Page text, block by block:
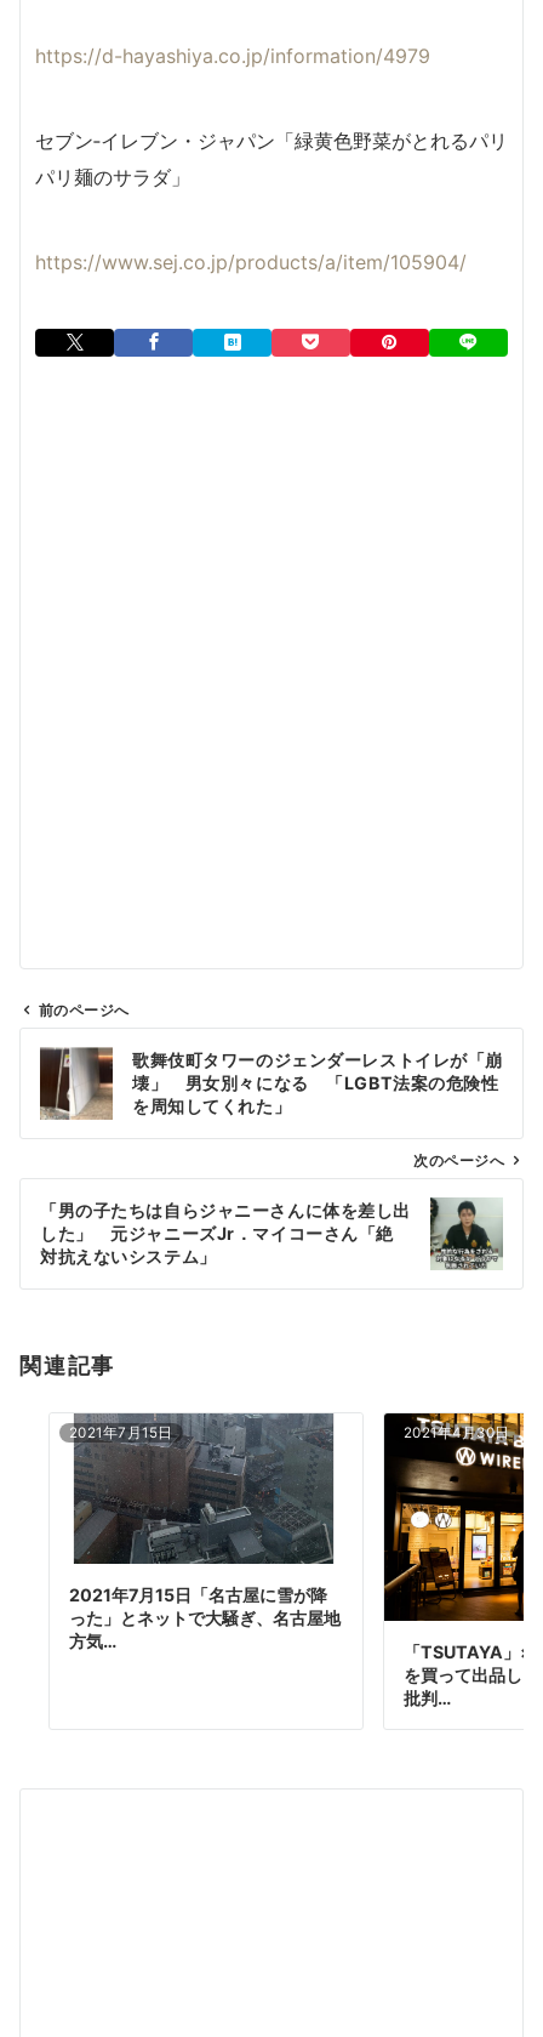
https://d-hayashiya.co.jp/information/4979
セブン‐イレブン・ジャパン「緑黄色野菜がとれるパリ
パリ麺のサラダ」
https://www.sej.co.jp/products/a/item/105904/
ビ
ン
前のページへ
歌舞伎町タワーのジェンダーレストイレが「崩
壊」 男女別々になる 「LGBT法案の危険性
を周知してくれた」
次のページへ
「男の子たちは自らジャニーさんに体を差し出
した」 元ジャニーズJr．マイコーさん「絶
対抗えないシステム」
関連記事
2021年7月15日
2021年7月15日「名古屋に雪が降
った」とネットで大騒ぎ、名古屋地
方気…
2021年4月30日
「TSUTAYA」×
を買って出品し
批判…